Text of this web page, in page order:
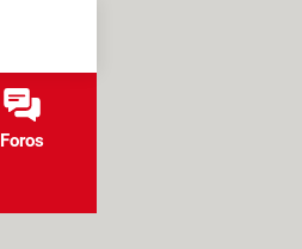
Foros